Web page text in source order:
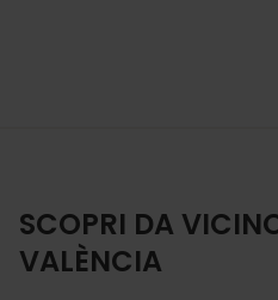
SCOPRI DA
VALÈNCIA